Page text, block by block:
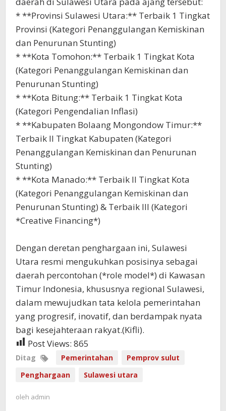
* **Provinsi Sulawesi Utara:** Terbaik 1 Tingkat
Provinsi (Kategori Penanggulangan Kemiskinan
dan Penurunan Stunting)
* **Kota Tomohon:** Terbaik 1 Tingkat Kota
(Kategori Penanggulangan Kemiskinan dan
Penurunan Stunting)
* **Kota Bitung:** Terbaik 1 Tingkat Kota
(Kategori Pengendalian Inflasi)
* **Kabupaten Bolaang Mongondow Timur:**
Terbaik II Tingkat Kabupaten (Kategori
Penanggulangan Kemiskinan dan Penurunan
Stunting)
* **Kota Manado:** Terbaik II Tingkat Kota
(Kategori Penanggulangan Kemiskinan dan
Penurunan Stunting) & Terbaik III (Kategori
*Creative Financing*)
Dengan deretan penghargaan ini, Sulawesi
Utara resmi mengukuhkan posisinya sebagai
daerah percontohan (*role model*) di Kawasan
Timur Indonesia, khususnya regional Sulawesi,
dalam mewujudkan tata kelola pemerintahan
yang progresif, inovatif, dan berdampak nyata
bagi kesejahteraan rakyat.(Kifli).
Post Views: 865
Ditag Pemerintahan
Pemprov sulut
Penghargaan
Sulawesi utara
oleh admin